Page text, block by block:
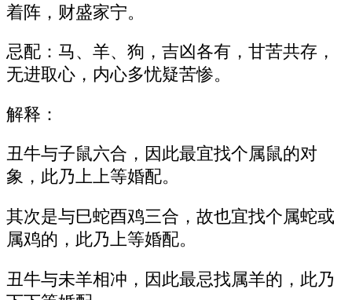
着阵，财盛家宁。
忌配：马、羊、狗，吉凶各有，甘苦共存，
无进取心，内心多忧疑苦惨。
解释：
丑牛与子鼠六合，因此最宜找个属鼠的对
象，此乃上上等婚配。
其次是与巳蛇酉鸡三合，故也宜找个属蛇或
属鸡的，此乃上等婚配。
丑牛与未羊相冲，因此最忌找属羊的，此乃